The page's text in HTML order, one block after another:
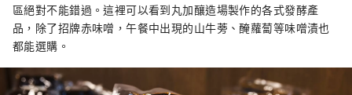
區絕對不能錯過。這裡可以看到丸加釀造場製作的各式發酵產
品，除了招牌赤味噌，午餐中出現的山牛蒡、醃蘿蔔等味噌漬也
都能選購。